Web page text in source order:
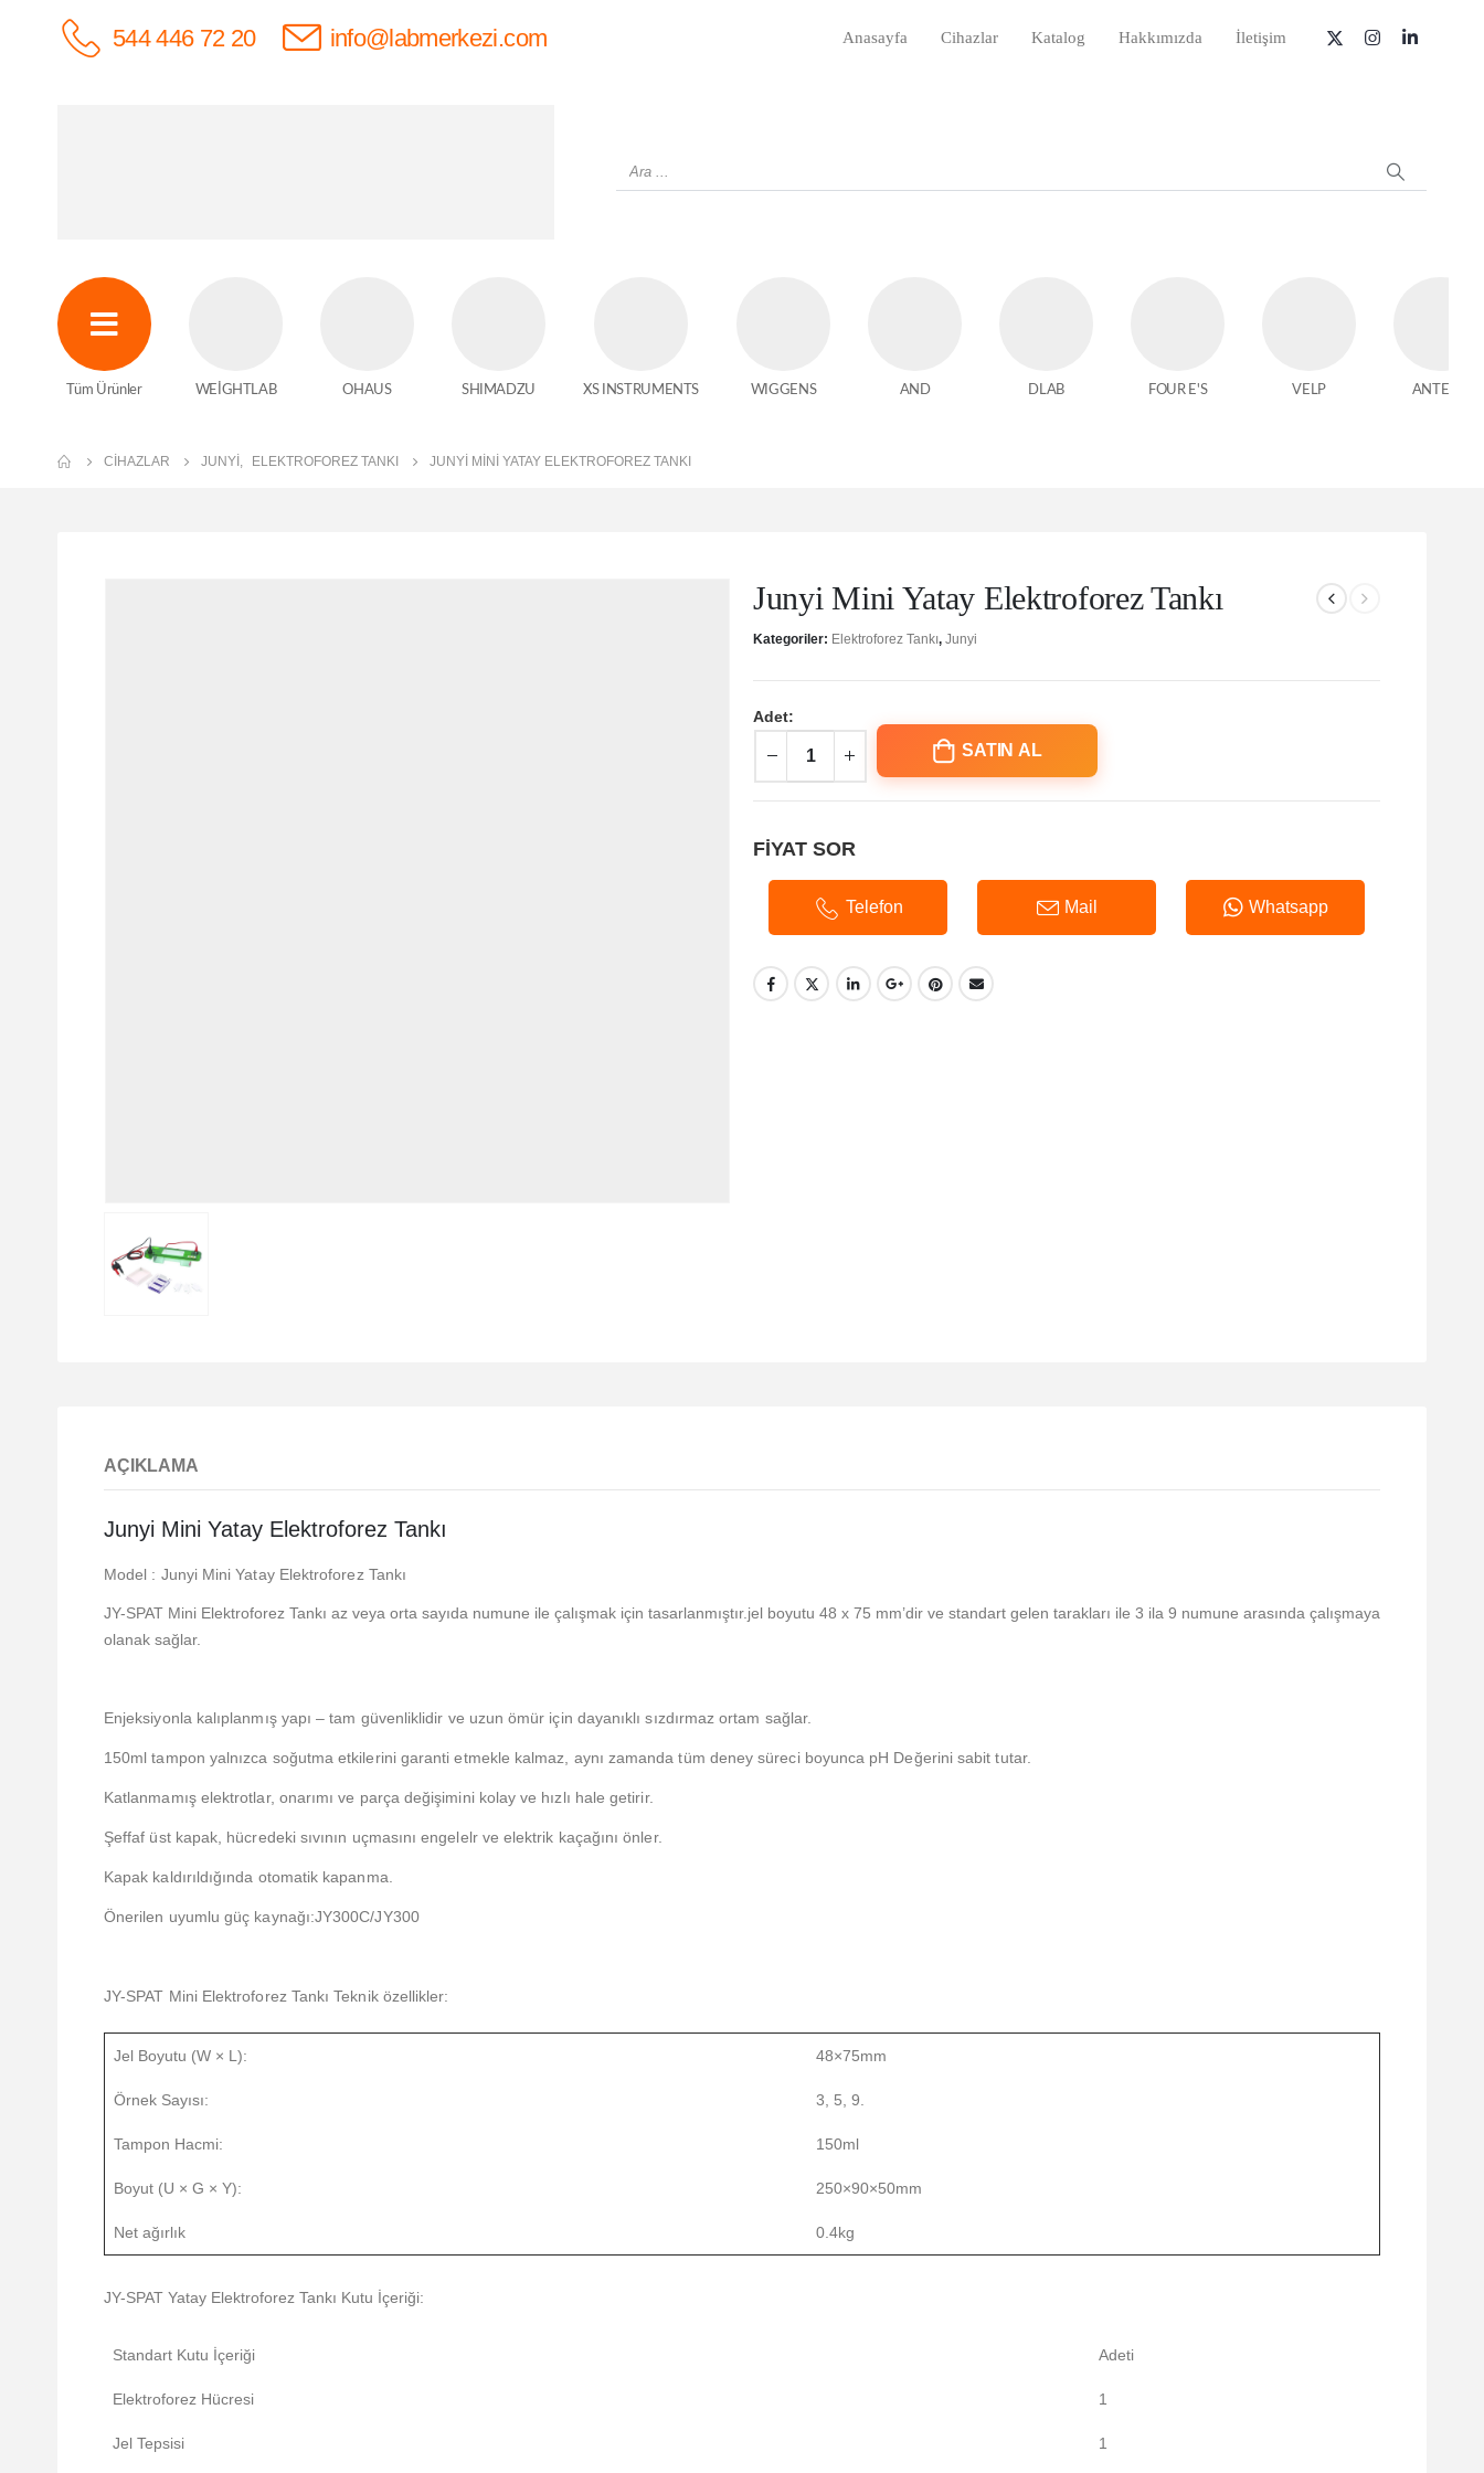
info@labmerkezi.com
544 446 72 20 Anasayfa Cihazlar Katalog Hakkımızda İletişim
Tüm Ürünler WEİGHTLAB OHAUS SHIMADZU XS INSTRUMENTS WIGGENS AND DLAB FOUR E'S VELP ANTECH
CIHAZLAR JUNYI ELEKTROFOREZ TANKI JUNYI MINI YATAY ELEKTROFOREZ TANKI
Junyi Mini Yatay Elektroforez Tankı
Kategoriler: Elektroforez Tankı, Junyi
Adet:
SATIN AL
FİYAT SOR
Telefon Mail Whatsapp
AÇIKLAMA
Junyi Mini Yatay Elektroforez Tankı
Model : Junyi Mini Yatay Elektroforez Tankı
JY-SPAT Mini Elektroforez Tankı az veya orta sayıda numune ile çalışmak için tasarlanmıştır. jel boyutu 48 x 75 mm’dir ve standart gelen tarakları ile 3 ila 9 numune arasında çalışmaya
olanak sağlar.
Enjeksiyonla kalıplanmış yapı – tam güvenliklidir ve uzun ömür için dayanıklı sızdırmaz ortam sağlar.
150ml tampon yalnızca soğutma etkilerini garanti etmekle kalmaz, aynı zamanda tüm deney süreci boyunca pH Değerini sabit tutar.
Katlanmamış elektrotlar, onarımı ve parça değişimini kolay ve hızlı hale getirir.
Şeffaf üst kapak, hücredeki sıvının uçmasını engelelr ve elektrik kaçağını önler.
Kapak kaldırıldığında otomatik kapanma.
Önerilen uyumlu güç kaynağı:JY300C/JY300
JY-SPAT Mini Elektroforez Tankı Teknik özellikler:
Jel Boyutu (W × L): 48×75mm
Örnek Sayısı: 3, 5, 9.
Tampon Hacmi: 150ml
Boyut (U × G × Y): 250×90×50mm
Net ağırlık 0.4kg
JY-SPAT Yatay Elektroforez Tankı Kutu İçeriği:
Standart Kutu İçeriği Adeti
Elektroforez Hücresi 1
Jel Tepsisi 1